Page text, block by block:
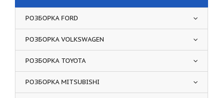
РОЗБОРКА FORD
РОЗБОРКА VOLKSWAGEN
РОЗБОРКА TOYOTA
РОЗБОРКА MITSUBISHI